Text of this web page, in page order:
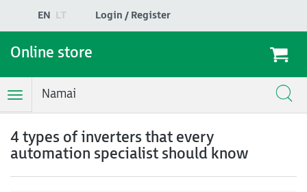
EN LT Login / Register
Online store
ToggleNamai
4 types of inverters that every
automation specialist should know